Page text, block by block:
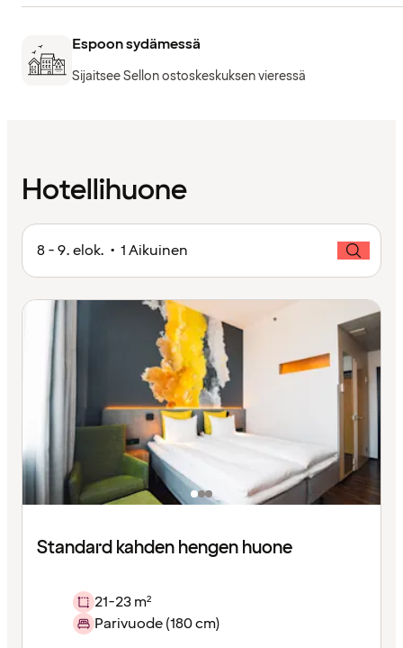
Espoon sydämessä
Sijaitsee Sellon ostoskeskuksen vieressä
Hotellihuone
8 - 9. elok. • 1 Aikuinen
Standard kahden hengen huone
21-23 m²
Parivuode (180 cm)